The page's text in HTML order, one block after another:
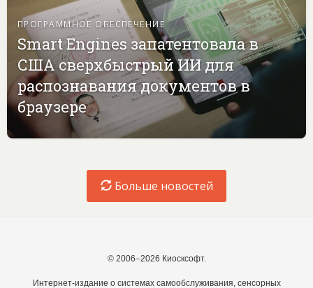
ПРОГРАММНОЕ ОБЕСПЕЧЕНИЕ
Smart Engines запатентовала в
США сверхбыстрый ИИ для
распознавания документов в
браузере
Больше новостей
© 2006–2026 Киосксофт.
Интернет-издание о системах самообслуживания, сенсорных